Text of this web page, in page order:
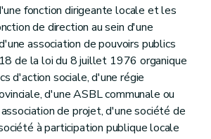
fonction dirigeante locale et les
de direction au sein d'une
association de pouvoirs publics
de la loi du 8 juillet 1976 organique
d'action sociale, d'une régie
d'une ASBL communale ou
de projet, d'une société de
à participation publique locale